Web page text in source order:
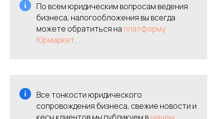
По всем юридическим вопросам ведения
бизнеса, налогообложения вы всегда
можете обратиться на платформу
Юрмаркет.
Все тонкости юридического
сопровождения бизнеса, свежие новости и